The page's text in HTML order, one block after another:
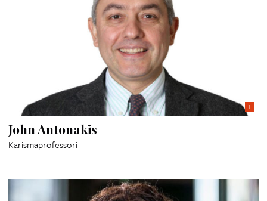
John Antonakis
Karismaprofessori